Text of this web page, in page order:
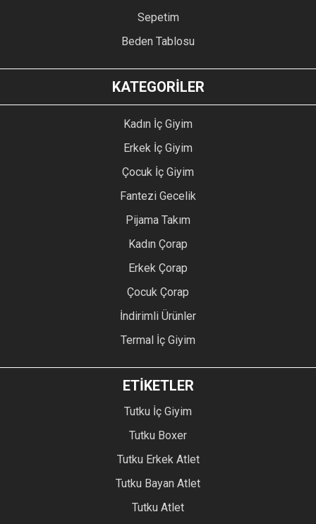
Sepetim
Beden Tablosu
KATEGORİLER
Kadın İç Giyim
Erkek İç Giyim
Çocuk İç Giyim
Fantezi Gecelik
Pijama Takım
Kadın Çorap
Erkek Çorap
Çocuk Çorap
İndirimli Ürünler
Termal İç Giyim
ETİKETLER
Tutku İç Giyim
Tutku Boxer
Tutku Erkek Atlet
Tutku Bayan Atlet
Tutku Atlet